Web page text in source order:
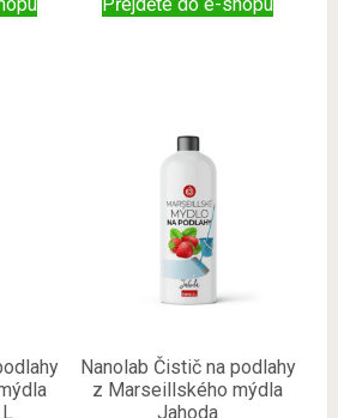
Nanolab Čistič na podlahy
z Marseillského mýdla
Jahoda